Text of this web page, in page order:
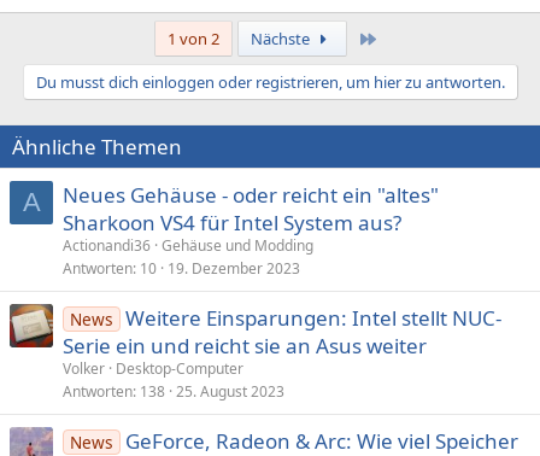
1 von 2 Nächste
Du musst dich einloggen oder registrieren, um hier zu antworten.
Ähnliche Themen
A
Neues Gehäuse - oder reicht ein "altes"
Sharkoon VS4 für Intel System aus?
Actionandi36 Gehäuse und Modding
Antworten 10 19. Dezember 2023
News Weitere Einsparungen: Intel stellt NUC-
Serie ein und reicht sie an Asus weiter
Volker Desktop-Computer
Antworten 138 25. August 2023
News
GeForce, Radeon & Arc: Wie viel Speicher